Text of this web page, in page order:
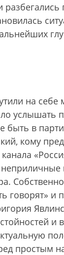
на себе
услышать
быть в
кому
говорят»
и
простым